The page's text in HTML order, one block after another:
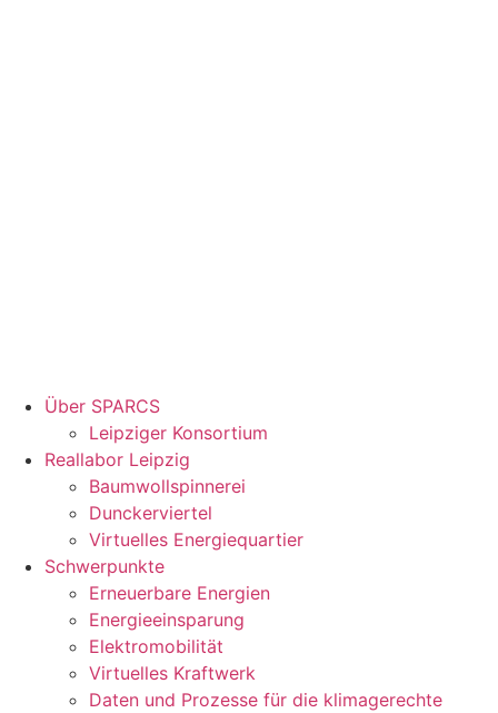
Über SPARCS
Leipziger Konsortium
Reallabor Leipzig
Baumwollspinnerei
Dunckerviertel
Virtuelles Energiequartier
Schwerpunkte
Erneuerbare Energien
Energieeinsparung
Elektromobilität
Virtuelles Kraftwerk
Daten und Prozesse für die klimagerechte